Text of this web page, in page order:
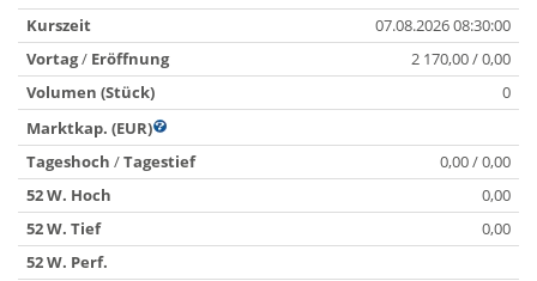
Kurszeit
07.08.2026 08:30:00
Vortag/ Eröffnung
2 170,00 / 0,00
Volumen (Stück)
0
Marktkap. (EUR)
Tageshoch /Tagestief
0,00 / 0,00
52 W. Hoch
0,00
52 W. Tief
0,00
52 W. Perf.